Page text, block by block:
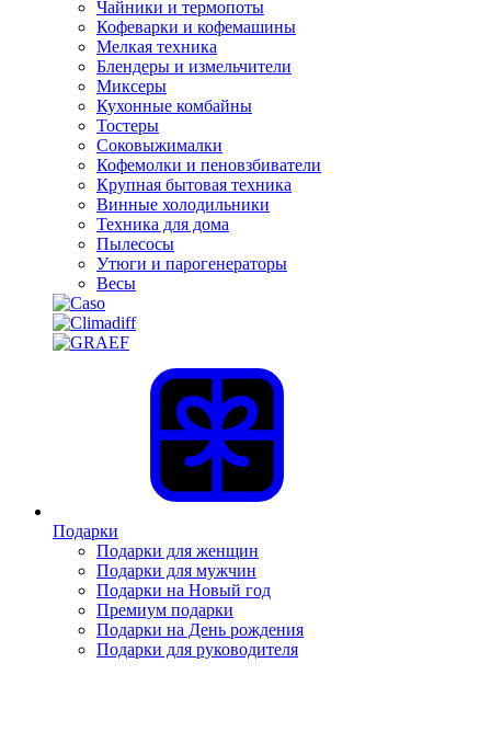
Чайники и термопоты
Кофеварки и кофемашины
Мелкая техника
Блендеры и измельчители
Миксеры
Кухонные комбайны
Тостеры
Соковыжималки
Кофемолки и пеновзбиватели
Крупная бытовая техника
Винные холодильники
Техника для дома
Пылесосы
Утюги и парогенераторы
Весы
Подарки
Подарки для женщин
Подарки для мужчин
Подарки на Новый год
Премиум подарки
Подарки на День рождения
Подарки для руководителя